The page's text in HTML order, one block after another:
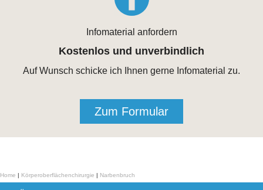
Infomaterial anfordern
Kostenlos und unverbindlich
Auf Wunsch schicke ich Ihnen gerne Infomaterial zu.
Zum Formular
Home | Körperoberflächenchirurgie | Narbenbruch